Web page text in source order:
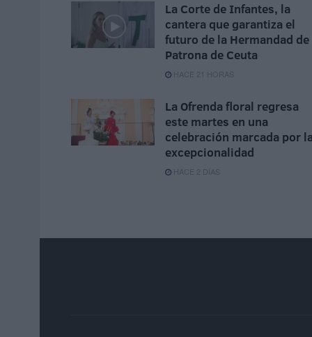
La Corte de Infantes, la
cantera que garantiza el
futuro de la Hermandad de
Patrona de Ceuta
HACE 21 HORAS
La Ofrenda floral regresa
este martes en una
celebración marcada por la
excepcionalidad
HACE 2 DÍAS